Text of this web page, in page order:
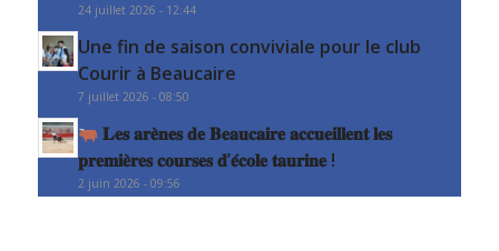
24 juillet 2026 - 12:44
Une fin de saison conviviale pour le club
Courir à Beaucaire
7 juillet 2026 - 08:50
𝐋𝐞𝐬 𝐚𝐫𝐞̀𝐧𝐞𝐬 𝐝𝐞 𝐁𝐞𝐚𝐮𝐜𝐚𝐢𝐫𝐞 𝐚𝐜𝐜𝐮𝐞𝐢𝐥𝐥𝐞𝐧𝐭 𝐥𝐞𝐬
𝐩𝐫𝐞𝐦𝐢𝐞̀𝐫𝐞𝐬 𝐜𝐨𝐮𝐫𝐬𝐞𝐬 𝐝’𝐞́𝐜𝐨𝐥𝐞 𝐭𝐚𝐮𝐫𝐢𝐧𝐞 !
2 juin 2026 - 09:56